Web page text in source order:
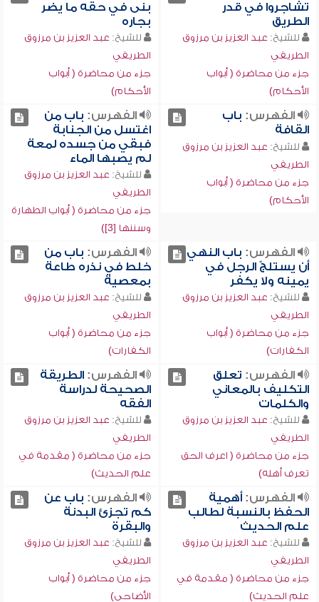
تشاجروا في قدر
الطريق
للشيخ: عبد العزيز بن مرزوق
الطريفي
جزء من محاضرة ( أبواب
الأحكام)
بنى في حقه ما يضر
بجاره
للشيخ: عبد العزيز بن مرزوق
الطريفي
جزء من محاضرة ( أبواب
الأحكام)
الفهرس: باب
القافة
للشيخ: عبد العزيز بن مرزوق
الطريفي
جزء من محاضرة ( أبواب
الأحكام)
الفهرس: باب من
اغتسل من الجنابة
فبقي من جسده لمعة
لم يصبها الماء
للشيخ: عبد العزيز بن مرزوق
الطريفي
جزء من محاضرة ( أبواب الطهارة
وسننها [3])
الفهرس: باب النهي
أن يستلجّ الرجل في
يمينه ولا يكفر
للشيخ: عبد العزيز بن مرزوق
الطريفي
جزء من محاضرة ( أبواب
الكفارات)
الفهرس: باب من
خلط في نذره طاعة
بمعصية
للشيخ: عبد العزيز بن مرزوق
الطريفي
جزء من محاضرة ( أبواب
الكفارات)
الفهرس: تعلق
التكليف بالمعاني
والكلمات
للشيخ: عبد العزيز بن مرزوق
الطريفي
جزء من محاضرة ( اعرف الحق
تعرف أهله)
الفهرس:الطريقة
الصحيحة لدراسة
الفقه
للشيخ: عبد العزيز بن مرزوق
الطريفي
جزء من محاضرة ( مقدمة في
علم الحديث)
الفهرس:أهمية
الحفظ بالنسبة لطالب
علم الحديث
للشيخ: عبد العزيز بن مرزوق
الطريفي
جزء من محاضرة ( مقدمة في
علم الحديث)
الفهرس: باب عن
كم تجزئ البدنة
والبقرة
للشيخ: عبد العزيز بن مرزوق
الطريفي
جزء من محاضرة ( أبواب
الأضاحي)